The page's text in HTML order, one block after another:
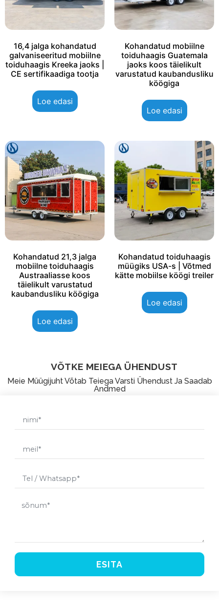
16,4 jalga kohandatud
galvaniseeritud mobiilne
toiduhaagis Kreeka jaoks |
CE sertifikaadiga tootja
Loe edasi
Kohandatud mobiilne
toiduhaagis Guatemala
jaoks koos täielikult
varustatud kaubandusliku
köögiga
Loe edasi
Kohandatud 21,3 jalga
mobiilne toiduhaagis
Austraaliasse koos
täielikult varustatud
kaubandusliku köögiga
Loe edasi
Kohandatud toiduhaagis
müügiks USA-s | Võtmed
kätte mobiilse köögi treiler
Loe edasi
VÕTKE MEIEGA ÜHENDUST
Meie Müügijuht Võtab Teiega Varsti Ühendust Ja Saadab
Andmed
ESITA